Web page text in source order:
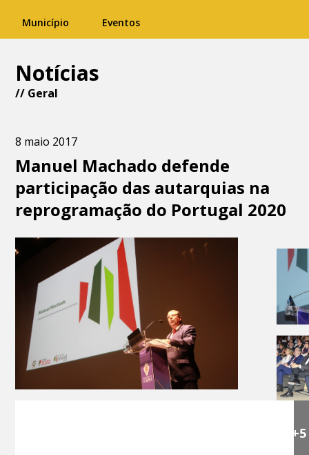
Município Eventos
Notícias
// Geral
8 maio 2017
Manuel Machado defende
participação das autarquias na
reprogramação do Portugal 2020
+5